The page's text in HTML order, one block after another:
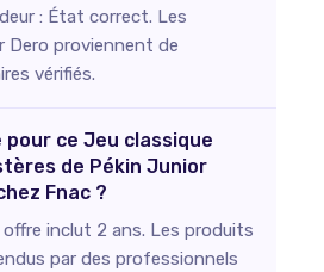
: État correct. Les
Dero proviennent de
vérifiés.
pour ce Jeu classique
de Pékin Junior
Fnac ?
inclut 2 ans. Les produits
par des professionnels